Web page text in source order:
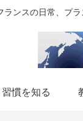
ランスの日常、プ
慣を知る